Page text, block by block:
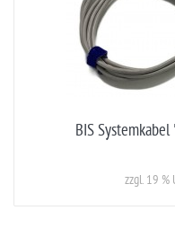
BIS
zzgl. 19 %